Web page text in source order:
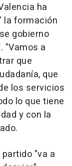
ha
la formación
gobierno
"Vamos a
que
que
los servicios
lo que tiene
y con la
"va a